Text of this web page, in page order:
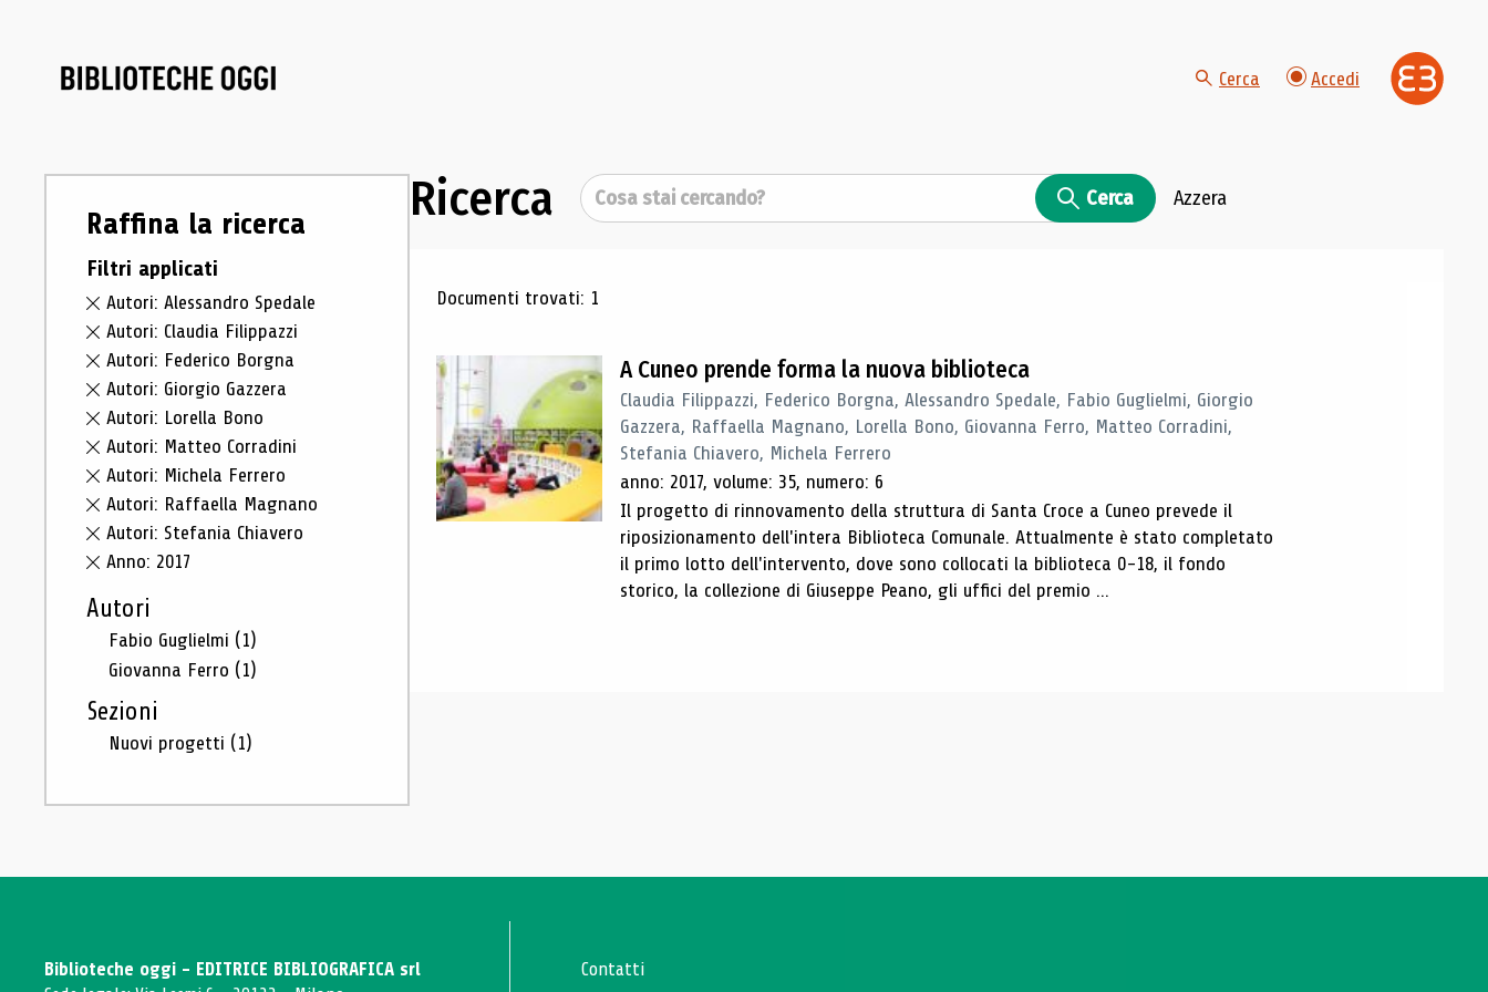
Cerca Accedi
Raffina la ricerca
Filtri applicati
Autori: Alessandro Spedale
Autori: Claudia Filippazzi
Autori: Federico Borgna
Autori: Giorgio Gazzera
Autori: Lorella Bono
Autori: Matteo Corradini
Autori: Michela Ferrero
Autori: Raffaella Magnano
Autori: Stefania Chiavero
Anno: 2017
Autori
Fabio Guglielmi (1)
Giovanna Ferro (1)
Sezioni
Nuovi progetti (1)
Ricerca Cerca Cerca Azzera
Risultati di ricerca
Documenti trovati: 1
A Cuneo prende forma la nuova biblioteca
Claudia Filippazzi, Federico Borgna, Alessandro Spedale, Fabio Guglielmi, Giorgio
Gazzera, Raffaella Magnano, Lorella Bono, Giovanna Ferro, Matteo Corradini,
Stefania Chiavero, Michela Ferrero
anno: 2017, volume: 35, numero: 6
Il progetto di rinnovamento della struttura di Santa Croce a Cuneo prevede il
riposizionamento dell'intera Biblioteca Comunale. Attualmente è stato completato
il primo lotto dell'intervento, dove sono collocati la biblioteca 0-18, il fondo
storico, la collezione di Giuseppe Peano, gli uffici del premio ...
Biblioteche oggi - EDITRICE BIBLIOGRAFICA srl
Contatti